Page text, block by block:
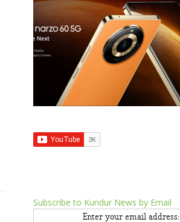
Subscribe to Kundur News by Email
Enter your email address: